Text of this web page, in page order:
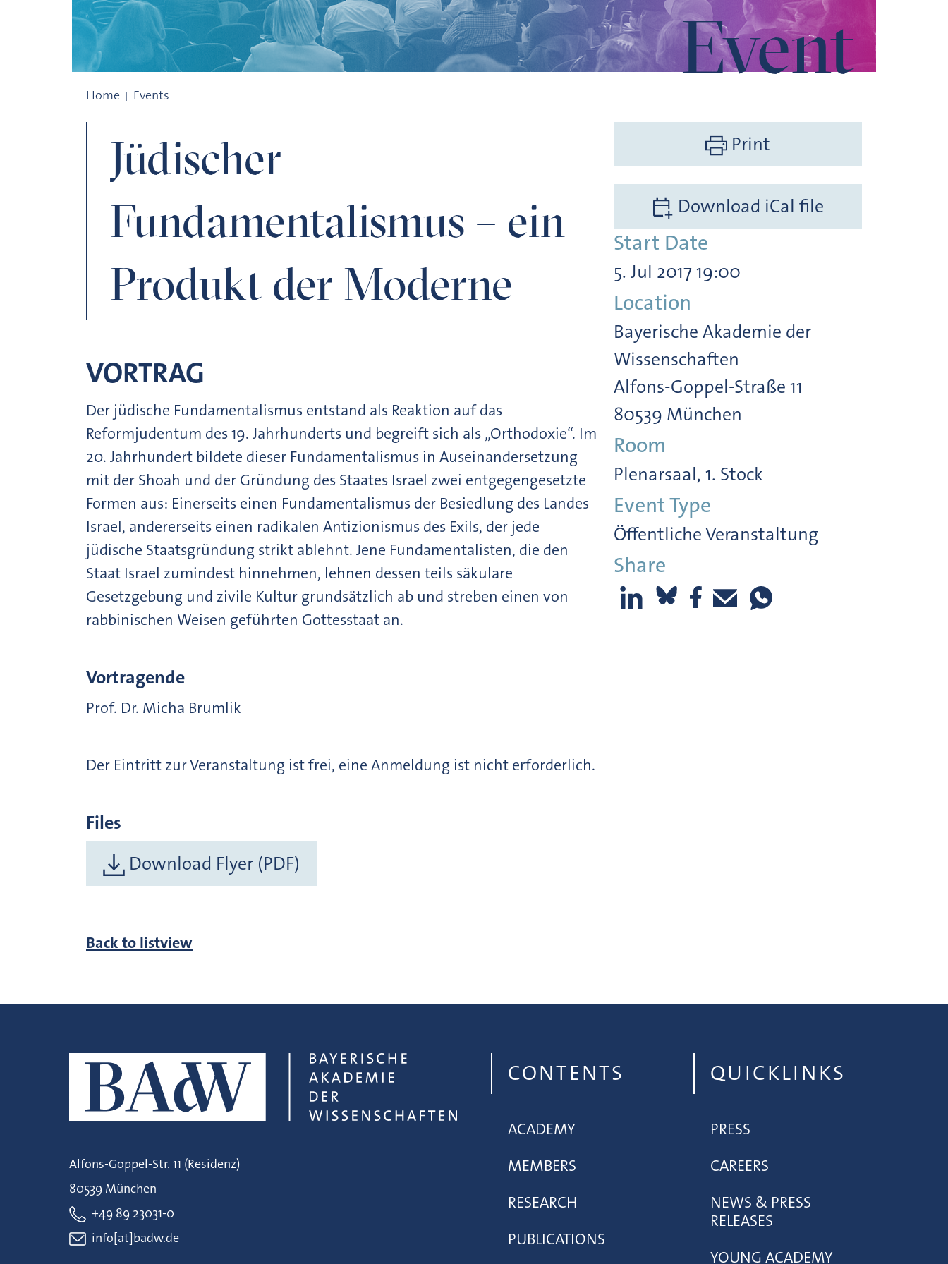
Event
Home Events
Jüdischer
Fundamentalismus – ein
Produkt der Moderne
VORTRAG
Der jüdische Fundamentalismus entstand als Reaktion auf das
Reformjudentum des 19. Jahrhunderts und begreift sich als „Orthodoxie“. Im
20. Jahrhundert bildete dieser Fundamentalismus in Auseinandersetzung
mit der Shoah und der Gründung des Staates Israel zwei entgegengesetzte
Formen aus: Einerseits einen Fundamentalismus der Besiedlung des Landes
Israel, andererseits einen radikalen Antizionismus des Exils, der jede
jüdische Staatsgründung strikt ablehnt. Jene Fundamentalisten, die den
Staat Israel zumindest hinnehmen, lehnen dessen teils säkulare
Gesetzgebung und zivile Kultur grundsätzlich ab und streben einen von
rabbinischen Weisen geführten Gottesstaat an.
Vortragende
Prof. Dr. Micha Brumlik
Der Eintritt zur Veranstaltung ist frei, eine Anmeldung ist nicht erforderlich.
Files
Download Flyer (PDF)
Print
Download iCal file
Start Date
5. Jul 2017 19:00
Location
Bayerische Akademie der
Wissenschaften
Alfons-Goppel-Straße 11
80539 München
Room
Plenarsaal, 1. Stock
Event Type
Öffentliche Veranstaltung
Share
Back to listview
Alfons-Goppel-Str. 11 (Residenz)
80539 München
+49 89 23031-0
info[at]badw.de
CONTENTS
ACADEMY
MEMBERS
RESEARCH
PUBLICATIONS
QUICKLINKS
PRESS
CAREERS
NEWS & PRESS
RELEASES
YOUNG ACADEMY